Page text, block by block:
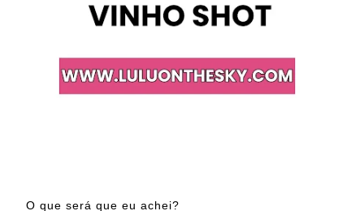
O que será que eu achei?